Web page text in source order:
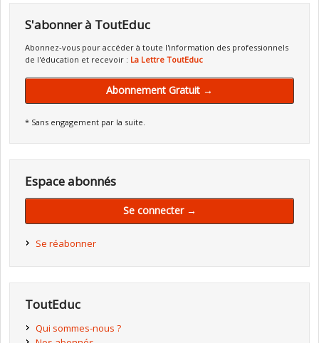
S'abonner à ToutEduc
Abonnez-vous pour accéder à toute l'information des professionnels
de l'éducation et recevoir : La Lettre ToutEduc
Abonnement Gratuit →
* Sans engagement par la suite.
Espace abonnés
Se connecter →
Se réabonner
ToutEduc
Qui sommes-nous ?